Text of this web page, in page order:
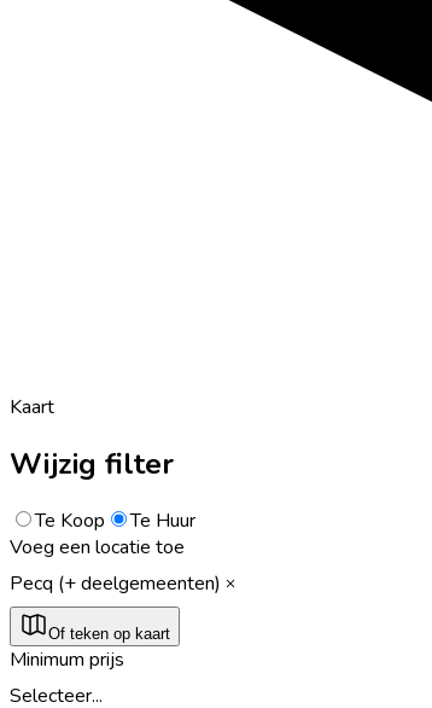
Kaart
Wijzig filter
Te Koop
Te Huur
Voeg een locatie toe
Pecq (+ deelgemeenten)
Of teken op kaart
Minimum prijs
Selecteer...